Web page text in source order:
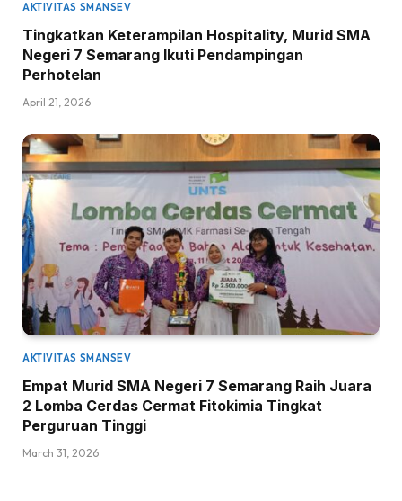
AKTIVITAS SMANSEV
Tingkatkan Keterampilan Hospitality, Murid SMA
Negeri 7 Semarang Ikuti Pendampingan
Perhotelan
April 21, 2026
AKTIVITAS SMANSEV
Empat Murid SMA Negeri 7 Semarang Raih Juara
2 Lomba Cerdas Cermat Fitokimia Tingkat
Perguruan Tinggi
March 31, 2026